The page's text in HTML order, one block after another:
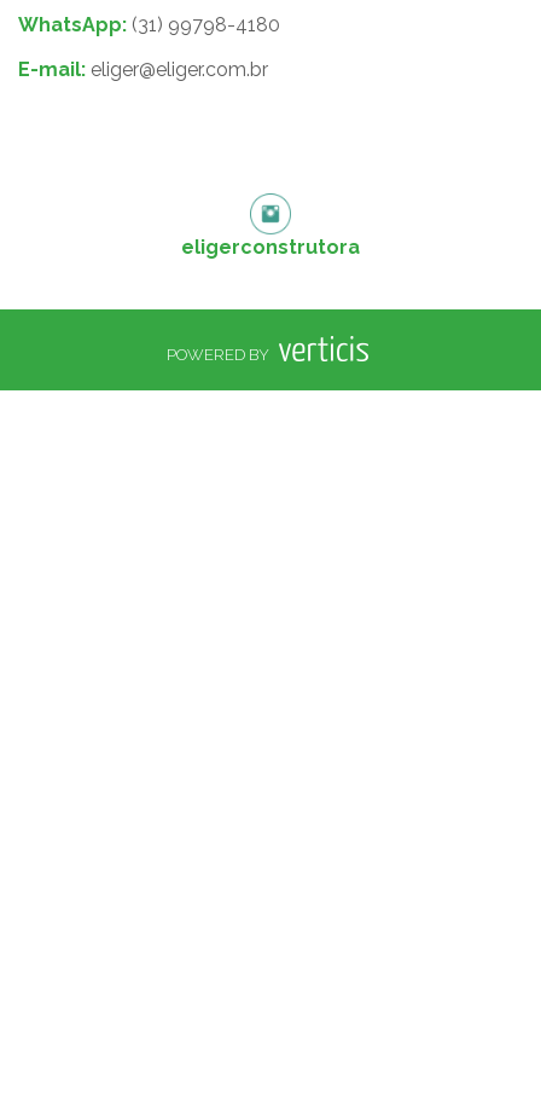
WhatsApp: (31) 99798-4180
E-mail: eliger@eliger.com.br
eligerconstrutora
POWERED BY